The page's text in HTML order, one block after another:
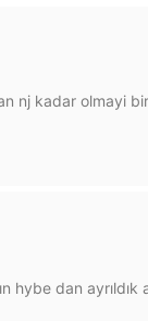
nj kadar olmayi
hybe dan ayrıldık